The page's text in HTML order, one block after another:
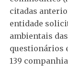
citadas
entidade
ambientais
questionários
139